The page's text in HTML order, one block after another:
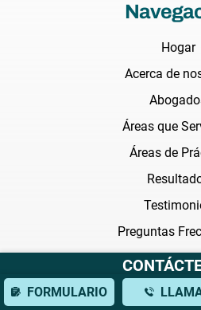
Hogar
Acerca de
Áreas que
Áreas de
Preguntas
Noticias
Blog
FORMULARIO